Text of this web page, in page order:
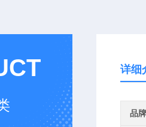
详细
品牌